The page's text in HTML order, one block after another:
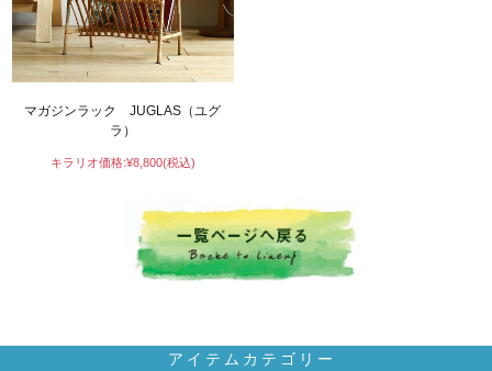
マガジンラック JUGLAS（ユグ
ラ）
キラリオ価格:¥8,800(税込)
アイテムカテゴリー